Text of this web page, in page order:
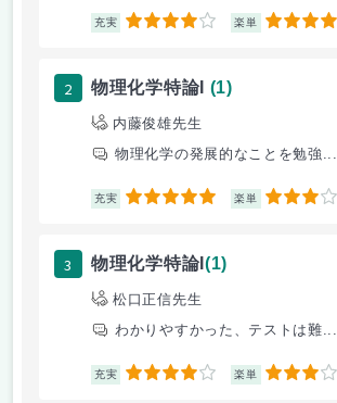
充実 4 楽単 4
2 物理化学特論I (1)
内藤俊雄先生
物理化学の発展的なことを勉強...
充実 5 楽単 3
3 物理化学特論I (1)
松口正信先生
わかりやすかった、テストは難...
充実 4 楽単 3